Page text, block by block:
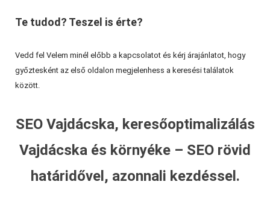
Te tudod? Teszel is érte?
Vedd fel Velem minél előbb a kapcsolatot és kérj árajánlatot, hogy
győztesként az első oldalon megjelenhess a keresési találatok
között.
SEO Vajdácska, keresőoptimalizálás
Vajdácska és környéke – SEO rövid
határidővel, azonnali kezdéssel.